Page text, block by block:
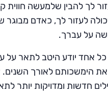
לך להבין שלמעשה חווית
לעזור לך, כאדם
על עברך.
אחד יודע היטב לתאר על
לאורך השנים.
חדשות ומדויקות יותר